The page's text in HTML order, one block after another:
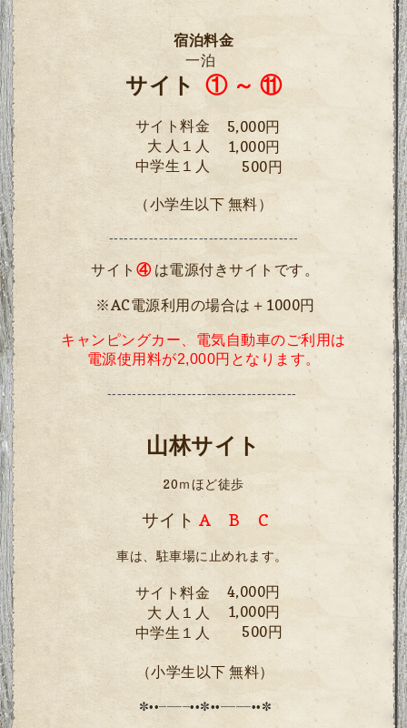
宿泊料金
一泊
サイト ① ～ ⑪
サイト料金
大 人１人
中学生１人
5,000円
1,000円
500円
（小学生以下 無料）
--------------------------------------
サイト ④は電源付きサイトです。
※AC電源利用の場合は＋1000円
キャンピングカー、電気自動車のご利用は
電源使用料が2,000円となります。
--------------------------------------
山林サイト
20ｍほど徒歩
サイト A B C
車は、駐車場に止めれます。
サイト料金
大 人１人
中学生１人
4,000円
1,000円
500円
（小学生以下 無料）
✼••┈┈┈┈••✼••┈┈┈┈••✼